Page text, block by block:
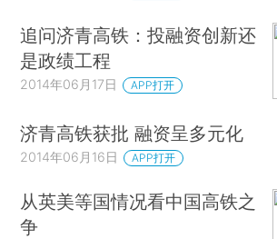
追问济青高铁：投融资创新还
是政绩工程
2014年06月17日 APP打开
济青高铁获批 融资呈多元化
2014年06月16日 APP打开
从英美等国情况看中国高铁之
争